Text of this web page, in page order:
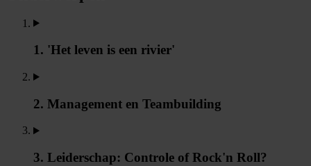
1. 'Het leven is een rivier'
2. Management en Teambuilding
3. Leiderschap: Controle of Rock'n Roll?